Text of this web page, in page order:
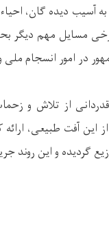
دیده گان،
مسایل مهم دیگر
در امور انسجام
از تلاش و
این آفت طبیعی،